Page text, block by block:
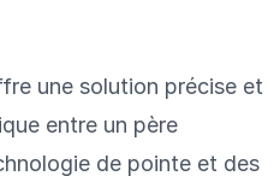
une solution précise et
entre un père
de pointe et des